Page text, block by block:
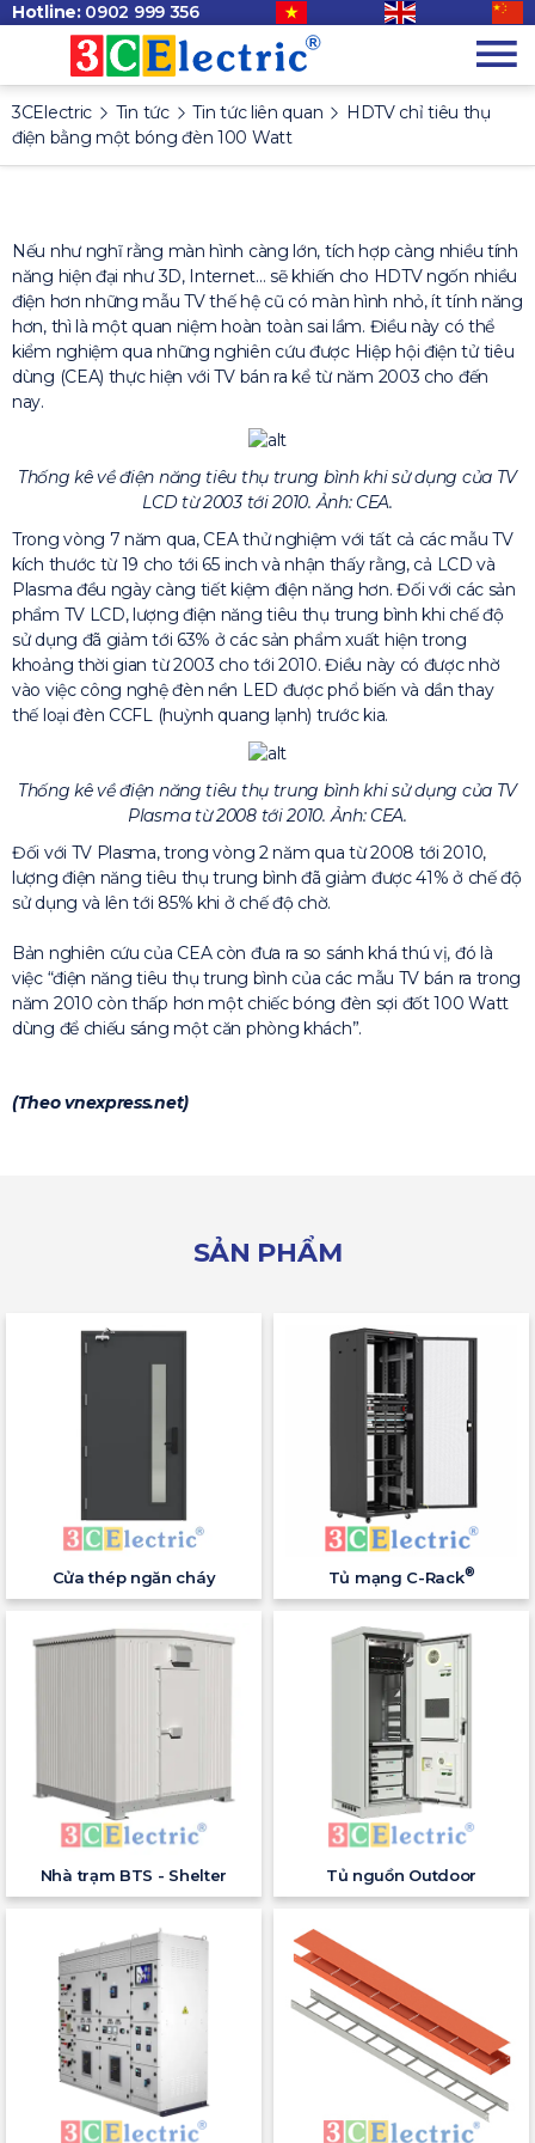
Hotline: 0902 999 356
3CElectric Tin tức Tin tức liên quan
HDTV chỉ tiêu thụ
điện bằng một bóng đèn 100 Watt
Nếu như nghĩ rằng màn hình càng lớn, tích hợp càng nhiều tính
năng hiện đại như 3D, Internet… sẽ khiến cho HDTV ngốn nhiều
điện hơn những mẫu TV thế hệ cũ có màn hình nhỏ, ít tính năng
hơn, thì là một quan niệm hoàn toàn sai lầm. Điều này có thể
kiểm nghiệm qua những nghiên cứu được Hiệp hội điện tử tiêu
dùng (CEA) thực hiện với TV bán ra kể từ năm 2003 cho đến
nay.
Thống kê về điện năng tiêu thụ trung bình khi sử dụng của TV
LCD từ 2003 tới 2010. Ảnh: CEA.
Trong vòng 7 năm qua, CEA thử nghiệm với tất cả các mẫu TV
kích thước từ 19 cho tới 65 inch và nhận thấy rằng, cả LCD và
Plasma đều ngày càng tiết kiệm điện năng hơn. Đối với các sản
phẩm TV LCD, lượng điện năng tiêu thụ trung bình khi chế độ
sử dụng đã giảm tới 63% ở các sản phẩm xuất hiện trong
khoảng thời gian từ 2003 cho tới 2010. Điều này có được nhờ
vào việc công nghệ đèn nền LED được phổ biến và dần thay
thế loại đèn CCFL (huỳnh quang lạnh) trước kia.
Thống kê về điện năng tiêu thụ trung bình khi sử dụng của TV
Plasma từ 2008 tới 2010. Ảnh: CEA.
Đối với TV Plasma, trong vòng 2 năm qua từ 2008 tới 2010,
lượng điện năng tiêu thụ trung bình đã giảm được 41% ở chế độ
sử dụng và lên tới 85% khi ở chế độ chờ.
Bản nghiên cứu của CEA còn đưa ra so sánh khá thú vị, đó là
việc “điện năng tiêu thụ trung bình của các mẫu TV bán ra trong
năm 2010 còn thấp hơn một chiếc bóng đèn sợi đốt 100 Watt
dùng để chiếu sáng một căn phòng khách”.
(Theo vnexpress.net)
SẢN PHẨM
Cửa thép ngăn cháy Tủ mạng C-Rack®
Nhà trạm BTS - Shelter Tủ nguồn Outdoor